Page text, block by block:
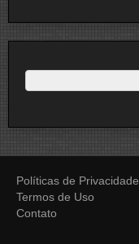
Políticas de Privacidade
Termos de Uso
Contato